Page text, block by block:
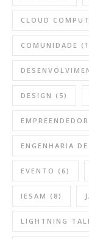
CLOUD
COMUNIDADE
DESIGN (5)
ENGENHARIA
EVENTO (6)
IESAM (8)
LIGHTNING